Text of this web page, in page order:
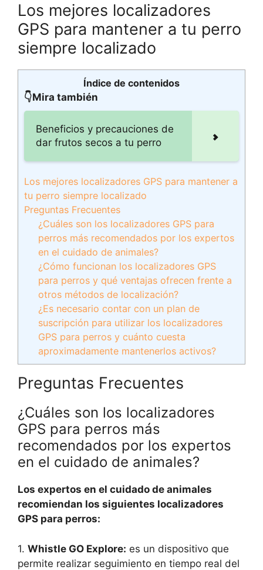
Los mejores localizadores
GPS para mantener a tu perro
siempre localizado
Índice de contenidos
👇Mira también
Beneficios y precauciones de
dar frutos secos a tu perro
Los mejores localizadores GPS para mantener a
tu perro siempre localizado
Preguntas Frecuentes
¿Cuáles son los localizadores GPS para
perros más recomendados por los expertos
en el cuidado de animales?
¿Cómo funcionan los localizadores GPS
para perros y qué ventajas ofrecen frente a
otros métodos de localización?
¿Es necesario contar con un plan de
suscripción para utilizar los localizadores
GPS para perros y cuánto cuesta
aproximadamente mantenerlos activos?
Preguntas Frecuentes
¿Cuáles son los localizadores
GPS para perros más
recomendados por los expertos
en el cuidado de animales?
Los expertos en el cuidado de animales
recomiendan los siguientes localizadores
GPS para perros:
1. Whistle GO Explore: es un dispositivo que
permite realizar seguimiento en tiempo real del